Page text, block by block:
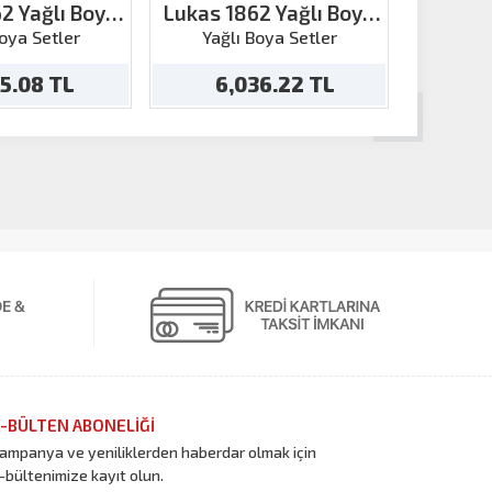
Yağlı Boya
200ml
Setler
TL
Lukas 1862 Yağlı Boya
Kadmium Sarı-Limon
Yağlı Boya Setler
6,036.22 TL
BÜLTEN ABONELİĞİ
ve yeniliklerden haberdar olmak için
bültenimize kayıt olun.